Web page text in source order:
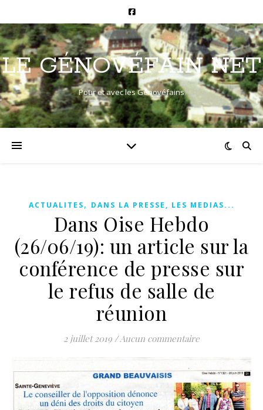
LE GÉNOVÉFAIN NET
Pour et avec les Génovéfains
ACTUALITES, DANS LA PRESSE, LES MEDIAS...
Dans Oise Hebdo
(26/06/19): un article sur la
conférence de presse sur
le refus de salle de
réunion
2 juillet 2019 /Aucun commentaire